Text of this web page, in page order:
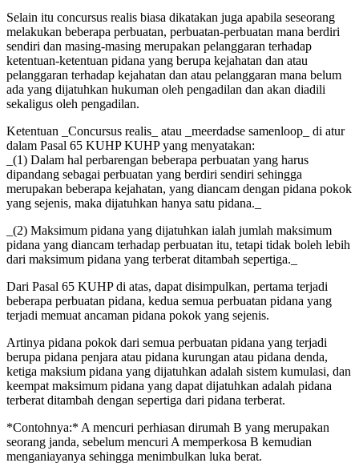
Selain itu concursus realis biasa dikatakan juga apabila seseorang
melakukan beberapa perbuatan, perbuatan-perbuatan mana berdiri
sendiri dan masing-masing merupakan pelanggaran terhadap
ketentuan-ketentuan pidana yang berupa kejahatan dan atau
pelanggaran terhadap kejahatan dan atau pelanggaran mana belum
ada yang dijatuhkan hukuman oleh pengadilan dan akan diadili
sekaligus oleh pengadilan.
Ketentuan _Concursus realis_ atau _meerdadse samenloop_ di atur
dalam Pasal 65 KUHP KUHP yang menyatakan:
_(1) Dalam hal perbarengan beberapa perbuatan yang harus
dipandang sebagai perbuatan yang berdiri sendiri sehingga
merupakan beberapa kejahatan, yang diancam dengan pidana pokok
yang sejenis, maka dijatuhkan hanya satu pidana._
_(2) Maksimum pidana yang dijatuhkan ialah jumlah maksimum
pidana yang diancam terhadap perbuatan itu, tetapi tidak boleh lebih
dari maksimum pidana yang terberat ditambah sepertiga._
Dari Pasal 65 KUHP di atas, dapat disimpulkan, pertama terjadi
beberapa perbuatan pidana, kedua semua perbuatan pidana yang
terjadi memuat ancaman pidana pokok yang sejenis.
Artinya pidana pokok dari semua perbuatan pidana yang terjadi
berupa pidana penjara atau pidana kurungan atau pidana denda,
ketiga maksium pidana yang dijatuhkan adalah sistem kumulasi, dan
keempat maksimum pidana yang dapat dijatuhkan adalah pidana
terberat ditambah dengan sepertiga dari pidana terberat.
*Contohnya:* A mencuri perhiasan dirumah B yang merupakan
seorang janda, sebelum mencuri A memperkosa B kemudian
menganiayanya sehingga menimbulkan luka berat.